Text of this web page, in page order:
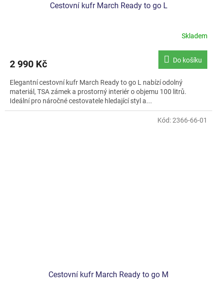
Cestovní kufr March Ready to go L
Skladem
2 990 Kč Do košíku
Elegantní cestovní kufr March Ready to go L nabízí odolný
materiál, TSA zámek a prostorný interiér o objemu 100 litrů.
Ideální pro náročné cestovatele hledající styl a...
Cestovní kufr March Ready to go M
Kód:2366-66-01